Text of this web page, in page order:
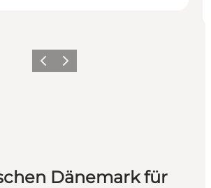
ZurückWeiter
Dänemark für